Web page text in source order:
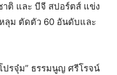
ติ และ บีจี สปอร์ตส์ แข่ง
ลุม ตัดตัว 60 อันดับและ
ปรจุ๋ม” ธรรมนูญ ศรีโรจน์